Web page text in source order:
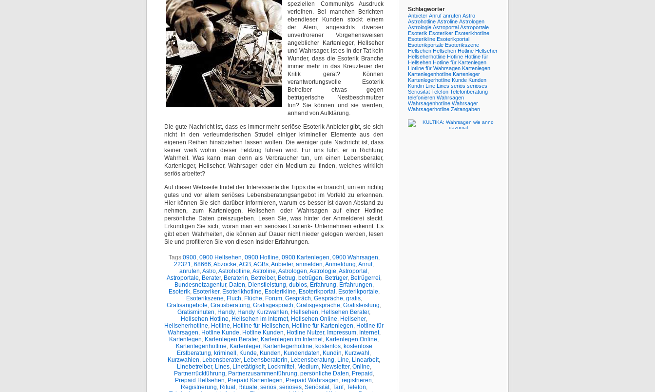
speziellen Communitys Ausdruck
verleihen. Bei manchen Berichten
ebendieser Kunden stockt einem
der Atem, angesichts diverser
unverfrorener Vorgehensweisen
angeblicher Kartenleger, Hellseher
und Wahrsager. Ist es in der Tat kein
Wunder, dass die Esoterik Branche
immer mehr in das Kreuzfeuer der
Kritik gerät? Können
verantwortungsvolle Esoterik
Betreiber etwas gegen
betrügerische Nestbeschmutzer
tun? Sie können und sie werden,
anhand von Aufklärung.
Die gute Nachricht ist, dass es immer mehr seriöse Esoterik Anbieter gibt, sie sich
nicht in den verleumderischen Strudel einiger krimineller Elemente aus den
eigenen Reihen hinabziehen lassen wollen. Die weniger gute Nachricht ist, dass
keiner weiß wohin dieser Feldzug führen wird. Für uns führt er in Richtung
Wahrheit. Was kann man denn als Verbraucher tun, um einen Lebensberater,
Kartenleger, Hellseher, Wahrsager oder ein Medium zu finden, welches wirklich
seriös arbeitet?
Auf dieser Webseite findet der Interessierte die Tipps die er braucht, um ein richtig
gutes und vor allem seriöses Lebensberatungsangebot im Vorfeld zu erkennen.
Hier können Sie sich darüber informieren, warum es besser ist davon Abstand zu
nehmen, zum Kartenlegen, Hellsehen oder Wahrsagen auf einer Hotline
persönliche Daten preiszugeben. Lesen Sie, was hinter der Anmelderei steckt.
Erkundigen Sie sich, woran man ein seriöses Esoterik- Unternehmen erkennt. Es
gibt eben Wahrheiten, die können auf Dauer nicht nieder gelogen werden, lesen
Sie und profitieren Sie von diesen Insider Erfahrungen.
Tags:0900, 0900 Hellsehen, 0900 Hotline, 0900 Kartenlegen, 0900 Wahrsagen,
22321, 68666,Abzocke,AGB,AGBs,Anbieter, anmelden,Anmeldung,Anruf,
anrufen,Astro,Astrohotline,Astroline,Astrologen,Astrologie,Astroportal ,
Astroportale, Berater, Beraterin, Betreiber, Betrug, betrügen, Betrüger, Betrügerrei,
Bundesnetzagentur, Daten, Dienstleistung, dubios, Erfahrung, Erfahrungen,
Esoterik, Esoteriker, Esoterikhotline, Esoterikline, Esoterikportal , Esoterikportale,
Esoterikszene, Fluch, Flüche, Forum, Gespräch, Gespräche, gratis,
Gratisangebote, Gratisberatung, Gratisgespräch, Gratisgespräche, Gratisleistung,
Gratisminuten, Handy, Handy Kurzwahlen, Hellsehen, Hellsehen Berater,
Hellsehen Hotline, Hellsehen im Internet, Hellsehen Online, Hellseher,
Hellseherhotline, Hotline, Hotline für Hellsehen, Hotline für Kartenlegen, Hotline für
Wahrsagen, Hotline Kunde, Hotline Kunden, Hotline Nutzer, Impressum, Internet,
Kartenlegen, Kartenlegen Berater, Kartenlegen im Internet, Kartenlegen Online,
Kartenlegenhotline, Kartenleger, Kartenlegerhotline, kostenlos, kostenlose
Erstberatung, kriminell , Kunde, Kunden, Kundendaten, Kundin, Kurzwahl ,
Kurzwahlen, Lebensberater, Lebensberaterin, Lebensberatung, Line, Linearbeit,
Linebetreiber, Lines, Linetätigkeit, Lockmittel , Medium, Newsletter, Online,
Partnerrückführung, Partnerzusammenführung, persönliche Daten, Prepaid ,
Prepaid Hellsehen, Prepaid Kartenlegen, Prepaid Wahrsagen, registrieren,
Registrierung, Ritual , Rituale, seriös, seriöses, Seriösität, Tarif, Telefon,
Schlagwörter
Anbieter Anruf anrufen Astro
Astrohotline Astroline Astrologen
Astrologie Astroportal Astroportale
Esoterik Esoteriker Esoterikhotline
Esoterikline Esoterikportal
Esoterikportale Esoterikszene
Hellsehen Hellsehen Hotline Hellseher
Hellseherhotline Hotline Hotline für
Hellsehen Hotline für Kartenlegen
Hotline für Wahrsagen Kartenlegen
Kartenlegenhotline Kartenleger
Kartenlegerhotline Kunde Kunden
Kundin Line Lines seriös seriöses
Seriösität Telefon Telefonberatung
telefonieren Wahrsagen
Wahrsagenhotline Wahrsager
Wahrsagerhotline Zeitangaben